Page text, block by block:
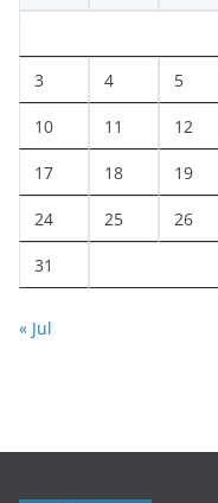
3 4 5
10 11 12
17 18 19
24 25 26
31
« Jul